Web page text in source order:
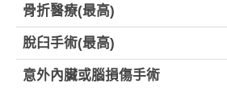
骨折醫療(最高)
脫臼手術(最高)
意外內臟或腦損傷手術